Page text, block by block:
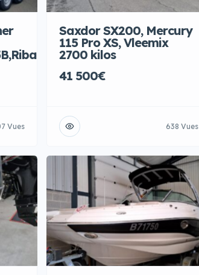
Vues
Saxdor SX200, Mercury
115 Pro XS, Vleemix
2700 kilos
41 500€
638 Vues